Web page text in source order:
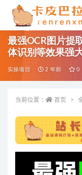
最强OCR图片提
体识别等效果强
实操项目 2 年前 0
当前位置： 首页
全部